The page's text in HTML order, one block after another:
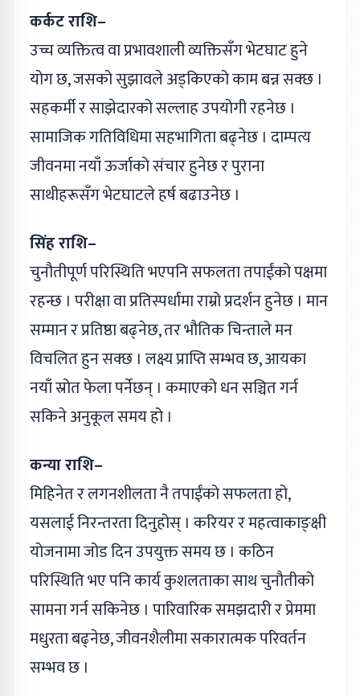
कर्कट राशि–
उच्च व्यक्तित्व वा प्रभावशाली व्यक्तिसँग भेटघाट हुने
योग छ, जसको सुझावले अड्किएको काम बन्न सक्छ ।
सहकर्मी र साझेदारको सल्लाह उपयोगी रहनेछ ।
सामाजिक गतिविधिमा सहभागिता बढ्नेछ । दाम्पत्य
जीवनमा नयाँ ऊर्जाको संचार हुनेछ र पुराना
साथीहरूसँग भेटघाटले हर्ष बढाउनेछ ।
सिंह राशि–
चुनौतीपूर्ण परिस्थिति भएपनि सफलता तपाईंको पक्षमा
रहन्छ । परीक्षा वा प्रतिस्पर्धामा राम्रो प्रदर्शन हुनेछ । मान
सम्मान र प्रतिष्ठा बढ्नेछ, तर भौतिक चिन्ताले मन
विचलित हुन सक्छ । लक्ष्य प्राप्ति सम्भव छ, आयका
नयाँ स्रोत फेला पर्नेछन् । कमाएको धन सञ्चित गर्न
सकिने अनुकूल समय हो ।
कन्या राशि–
मिहिनेत र लगनशीलता नै तपाईंको सफलता हो,
यसलाई निरन्तरता दिनुहोस् । करियर र महत्वाकाङ्क्षी
योजनामा जोड दिन उपयुक्त समय छ । कठिन
परिस्थिति भए पनि कार्य कुशलताका साथ चुनौतीको
सामना गर्न सकिनेछ । पारिवारिक समझदारी र प्रेममा
मधुरता बढ्नेछ, जीवनशैलीमा सकारात्मक परिवर्तन
सम्भव छ ।